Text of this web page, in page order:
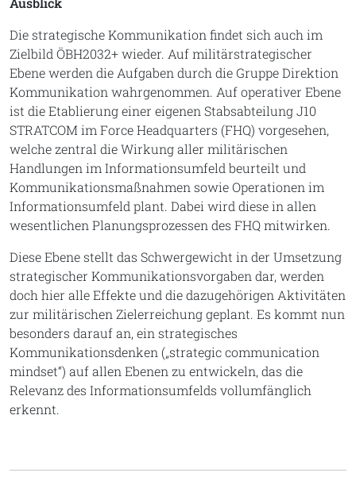
Die strategische Kommunikation findet sich auch im
Zielbild ÖBH2032+ wieder. Auf militärstrategischer
Ebene werden die Aufgaben durch die Gruppe Direktion
Kommunikation wahrgenommen. Auf operativer Ebene
ist die Etablierung einer eigenen Stabsabteilung J10
STRATCOM im Force Headquarters (FHQ) vorgesehen,
welche zentral die Wirkung aller militärischen
Handlungen im Informationsumfeld beurteilt und
Kommunikationsmaßnahmen sowie Operationen im
Informationsumfeld plant. Dabei wird diese in allen
wesentlichen Planungsprozessen des FHQ mitwirken.
Diese Ebene stellt das Schwergewicht in der Umsetzung
strategischer Kommunikationsvorgaben dar, werden
doch hier alle Effekte und die dazugehörigen Aktivitäten
zur militärischen Zielerreichung geplant. Es kommt nun
besonders darauf an, ein strategisches
Kommunikationsdenken („strategic communication
mindset“) auf allen Ebenen zu entwickeln, das die
Relevanz des Informationsumfelds vollumfänglich
erkennt.